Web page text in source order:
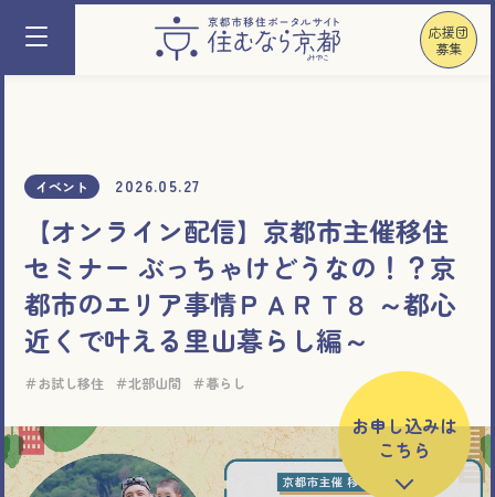
応援団
募集
イベント 2026.05.27
【オンライン配信】京都市主催移住
セミナー ぶっちゃけどうなの！？京
都市のエリア事情ＰＡＲＴ８ ～都心
近くで叶える里山暮らし編～
お試し移住 北部山間 暮らし
お申し込みは
こちら